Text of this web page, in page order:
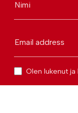
Nimi
Email address
Olen lukenut ja